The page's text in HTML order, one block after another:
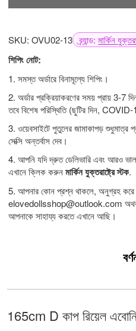
SKU: OVU02-13 ব্র্যান্ড: মার্কিন
শিপিং নোট:
1. সমস্ত অর্ডারে বিনামূল্যে শিপিং।
2. অর্ডার প্রক্রিয়াকরণের সময় প্রায় 3-7
তবে বিশেষ পরিস্থিতি (ছুটির দিন,
3. ওয়েবসাইটে পুতুলের জামাকাপড় শুধুমাত্র
সেক্সি অন্তর্বাস দেব।
4. আপনি যদি দ্রুত ডেলিভারি এবং আরও ভাল
এখানে ক্লিক করুনমার্কিন যুক্তরাষ্ট্রে স্টক.
5. আপনার কোন প্রশ্ন থাকলে, অনুগ্রহ করে
elovedollsshop@outlook.com
আপনাকে সাহায্য করতে এখানে আছি।
165cm D কাপ রিয়েল